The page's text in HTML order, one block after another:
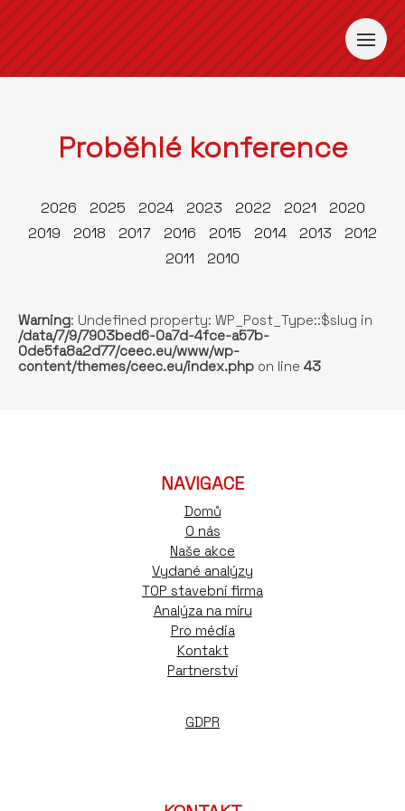
Proběhlé konference
2026 2025 2024 2023 2022 2021
2020
2019
2018 2017 2016 2015 2014 2013
2012
2011
2010
Warning: Undefined property: WP_Post_Type::$slug in
/data/7/9/7903bed6-0a7d-4fce-a57b-
0de5fa8a2d77/ceec.eu/www/wp-
content/themes/ceec.eu/index.php on line 43
NAVIGACE
Domů
O nás
Naše akce
Vydané analýzy
TOP stavební firma
Analýza na míru
Pro média
Kontakt
Partnerství
GDPR